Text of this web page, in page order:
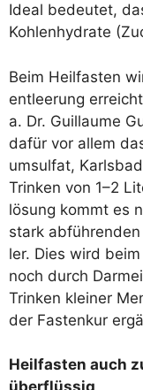
Ide­al bedeu­tet,
Koh­len­hy­dra­te
Beim Heil­fas­ten
ent­lee­rung
a. Dr. Guil­laume
dafür vor allem
um­sul­fat,
Trin­ken von 1–2
lö­sung kommt es
stark
ler. Dies wird
noch durch
Trin­ken klei­ner
der Fas­ten­kur
Heil­fas­ten auch